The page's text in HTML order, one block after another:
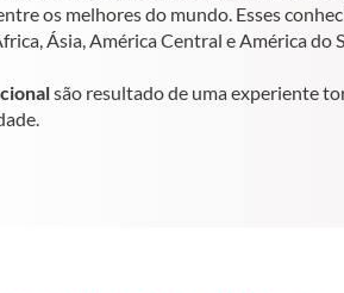
os melhores do mundo. Esses
Ásia, América Central e América do
são resultado de uma experiente